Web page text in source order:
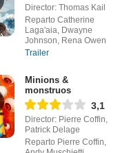
Director: Thomas Kail
Reparto Catherine
Laga'aia, Dwayne
Johnson, Rena Owen
Trailer
Minions &
monstruos
3,1
Director: Pierre Coffin,
Patrick Delage
Reparto Pierre Coffin,